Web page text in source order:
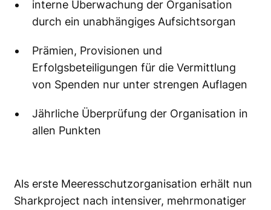
interne Überwachung der Organisation
durch ein unabhängiges Aufsichtsorgan
Prämien, Provisionen und
Erfolgsbeteiligungen für die Vermittlung
von Spenden nur unter strengen Auflagen
Jährliche Überprüfung der Organisation in
allen Punkten
Als erste Meeresschutzorganisation erhält nun
Sharkproject nach intensiver, mehrmonatiger